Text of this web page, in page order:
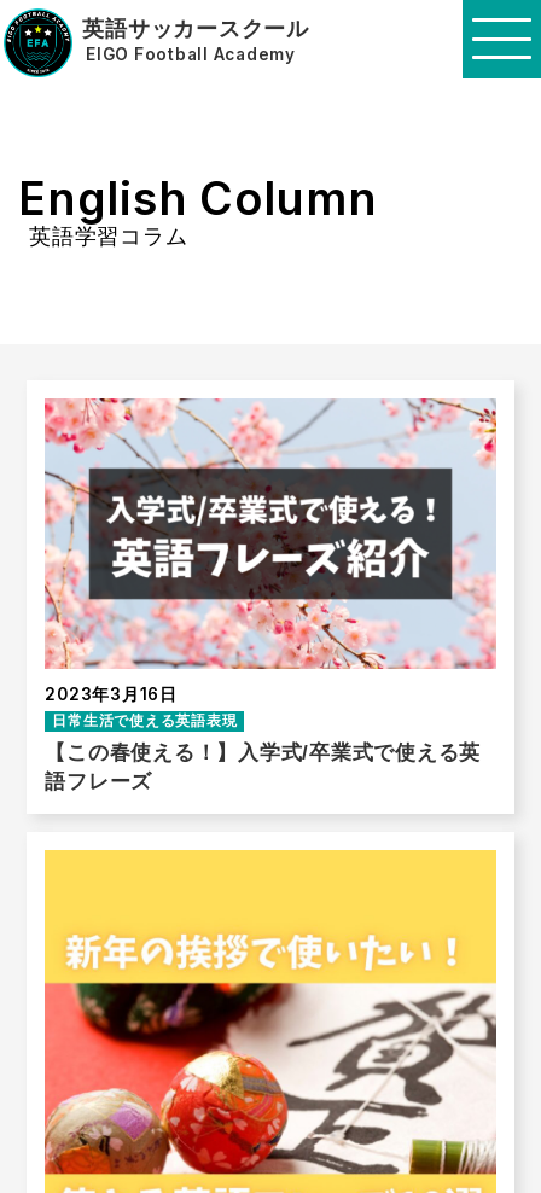
英語サッカースクール
EIGO Football Academy
English Column
英語学習コラム
2023年3月16日
日常生活で使える英語表現
【この春使える！】入学式/卒業式で使える英
語フレーズ